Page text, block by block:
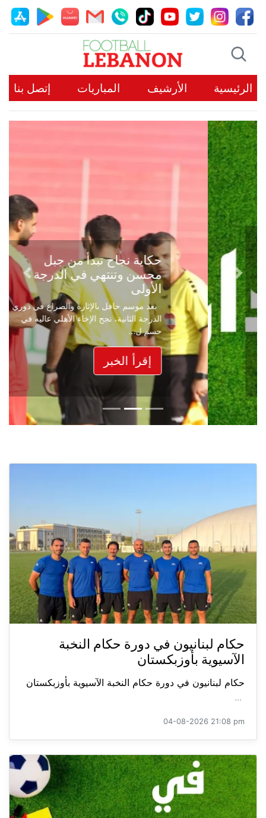
الرئيسية الأرشيف المباريات إتصل بنا
حكاية نجاح تبدأ من جبل
محسن وتنتهي في الدرجة
الأولى
بعد موسم حافل بالإثارة والصراع في دوري
الدرجة الثانية، نجح الإخاء الأهلي عاليه في
حسم ل...
إقرأ الخبر
Previous
Next
حكام لبنانيون في دورة حكام النخبة
الآسيوية بأوزبكستان
حكام لبنانيون في دورة حكام النخبة الآسيوية بأوزبكستان
...
04-08-2026 21:08 pm